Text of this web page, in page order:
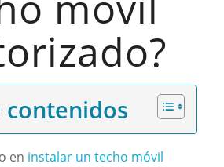
contenidos
en instalar un techo móvil